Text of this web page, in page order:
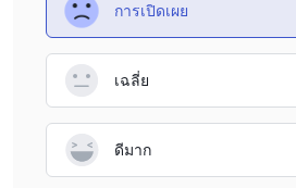
การเปิดเผย
เฉลี่ย
ดีมาก